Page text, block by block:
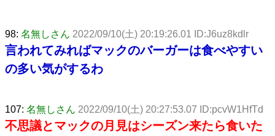
98: 名無しさん 2022/09/10(土) 20:19:26.01 ID:J6uz8kdlr
言われてみればマックのバーガーは食べやすい
の多い気がするわ
107: 名無しさん 2022/09/10(土) 20:27:53.07 ID:pcvW1HfTd
不思議とマックの月見はシーズン来たら食いた